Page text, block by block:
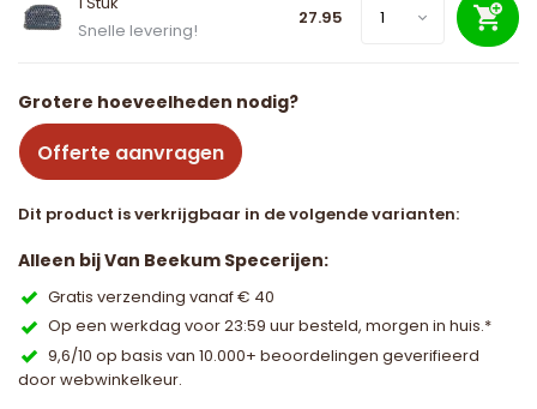
Snelle levering!
27.95
Grotere hoeveelheden nodig?
Offerte aanvragen
Dit product is verkrijgbaar in de volgende varianten:
Alleen bij Van Beekum Specerijen:
Gratis verzending vanaf € 40
Op een werkdag voor 23:59 uur besteld, morgen in huis.*
9,6/10 op basis van 10.000+ beoordelingen geverifieerd
door webwinkelkeur.